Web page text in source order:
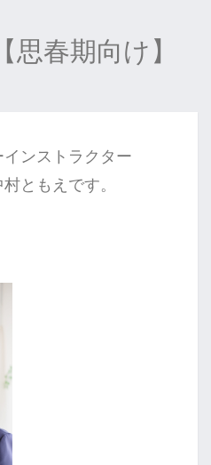
春期向け】
ンストラクター
ともえです。